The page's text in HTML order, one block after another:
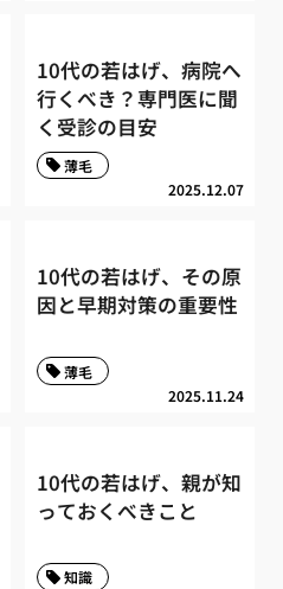
10代の若はげ、病院へ
行くべき？専門医に聞
く受診の目安
2025.12.07
薄毛
10代の若はげ、その原
因と早期対策の重要性
2025.11.24
薄毛
10代の若はげ、親が知
っておくべきこと
知識